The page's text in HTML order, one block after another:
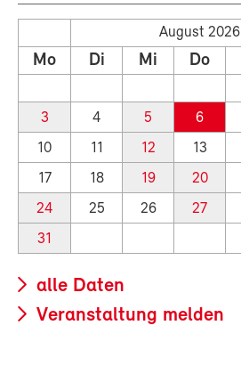
August 2026
Mo Di Mi Do
3
4 5 6
10
11 12 13
17
18 19 20
24
25 26 27
31
alle Daten
Veranstaltung melden